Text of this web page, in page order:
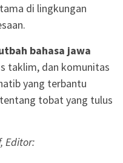
di lingkungan
bahasa jawa
taklim, dan komunitas
yang terbantu
tobat yang tulus
Editor: